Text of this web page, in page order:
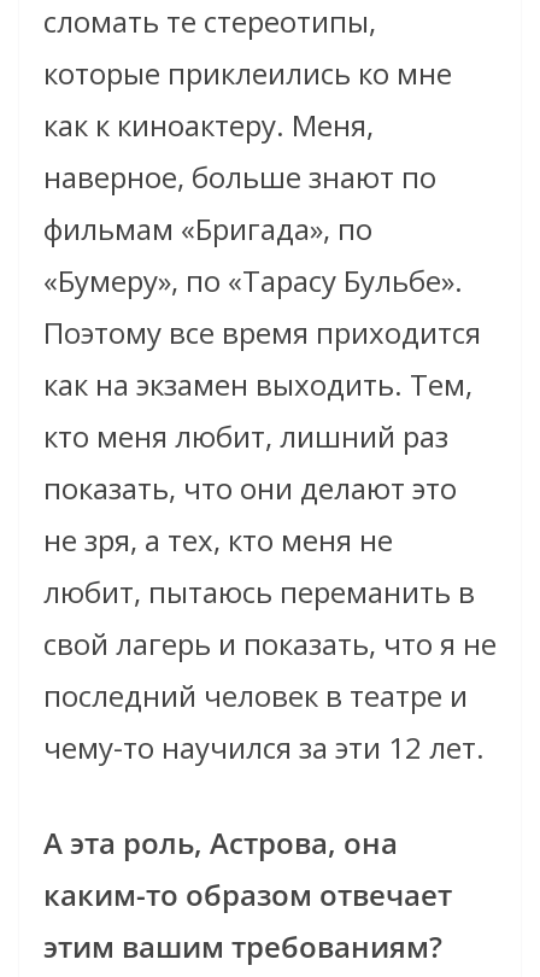
сломать те стереотипы,
которые приклеились ко мне
как к киноактеру. Меня,
наверное, больше знают по
фильмам «Бригада», по
«Бумеру», по «Тарасу Бульбе».
Поэтому все время приходится
как на экзамен выходить. Тем,
кто меня любит, лишний раз
показать, что они делают это
не зря, а тех, кто меня не
любит, пытаюсь переманить в
свой лагерь и показать, что я не
последний человек в театре и
чему-то научился за эти 12 лет.
А эта роль, Астрова, она
каким-то образом отвечает
этим вашим требованиям?